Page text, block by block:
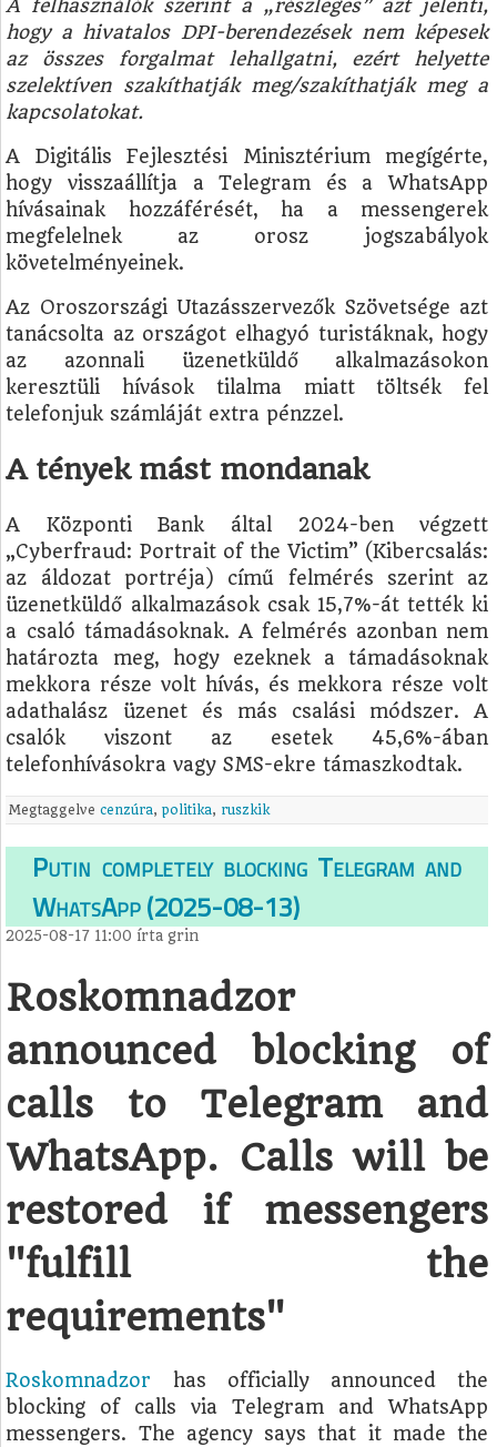
A felhasználók szerint a „részleges” azt jelenti,
hogy a hivatalos DPI-berendezések nem képesek
az összes forgalmat lehallgatni, ezért helyette
szelektíven szakíthatják meg/szakíthatják meg a
kapcsolatokat.
A Digitális Fejlesztési Minisztérium megígérte,
hogy visszaállítja a Telegram és a WhatsApp
hívásainak hozzáférését, ha a messengerek
megfelelnek az orosz jogszabályok
követelményeinek.
Az Oroszországi Utazásszervezők Szövetsége azt
tanácsolta az országot elhagyó turistáknak, hogy
az azonnali üzenetküldő alkalmazásokon
keresztüli hívások tilalma miatt töltsék fel
telefonjuk számláját extra pénzzel.
A tények mást mondanak
A Központi Bank által 2024-ben végzett
„Cyberfraud: Portrait of the Victim” (Kibercsalás:
az áldozat portréja) című felmérés szerint az
üzenetküldő alkalmazások csak 15,7%-át tették ki
a csaló támadásoknak. A felmérés azonban nem
határozta meg, hogy ezeknek a támadásoknak
mekkora része volt hívás, és mekkora része volt
adathalász üzenet és más csalási módszer. A
csalók viszont az esetek 45,6%-ában
telefonhívásokra vagy SMS-ekre támaszkodtak.
Megtaggelvecenzúra,politika, ruszkik
Putin completely blocking Telegram and
WhatsApp (2025-08-13)
2025-08-17 11:00 írtagrin
Roskomnadzor
announced blocking of
calls to Telegram and
WhatsApp. Calls will be
restored if messengers
"fulfill the
requirements"
Roskomnadzor has officially announced the
blocking of calls via Telegram and WhatsApp
messengers. The agency says that it made the